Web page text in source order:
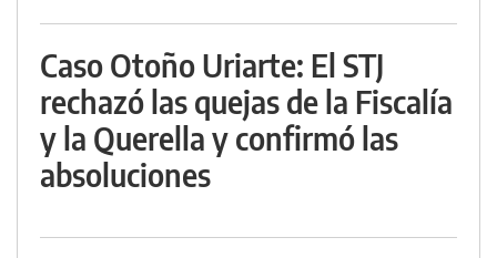
Caso Otoño Uriarte: El STJ
rechazó las quejas de la Fiscalía
y la Querella y confirmó las
absoluciones